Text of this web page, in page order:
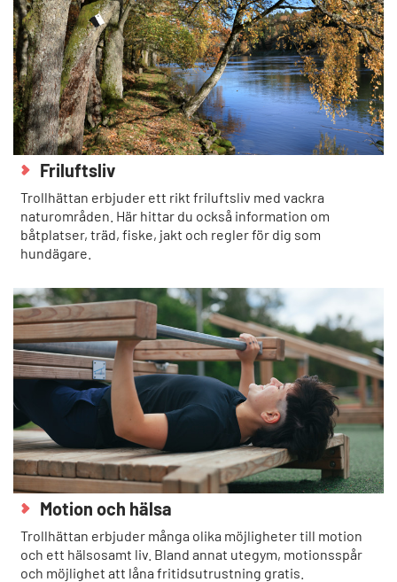
Friluftsliv
Trollhättan erbjuder ett rikt friluftsliv med vackra
naturområden. Här hittar du också information om
båtplatser, träd, fiske, jakt och regler för dig som
hundägare.
Motion och hälsa
Trollhättan erbjuder många olika möjligheter till motion
och ett hälsosamt liv. Bland annat utegym, motionsspår
och möjlighet att låna fritidsutrustning gratis.